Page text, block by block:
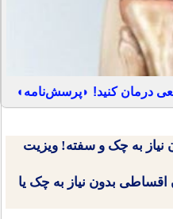
درمان کنید! ◗پرسش‌نامه◖
نیاز به چک و سفته! ویزیت
اقساطی بدون نیاز به چک یا